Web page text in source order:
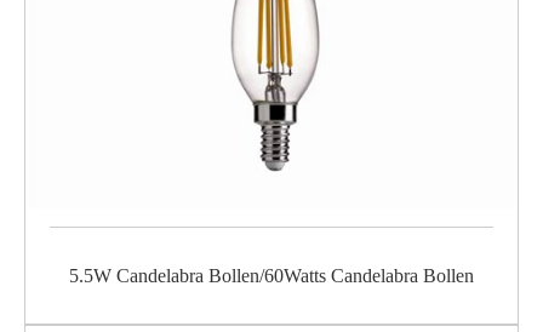
5.5W Candelabra Bollen/60Watts Candelabra Bollen